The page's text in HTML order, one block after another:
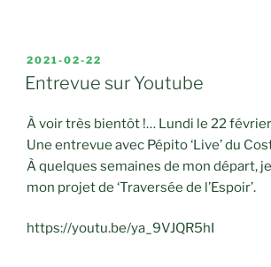
PUBLIÉ
LE
2021-02-22
Entrevue sur Youtube
À voir très bientôt !… Lundi le 22
Une entrevue avec Pépito ‘Live’ du
À quelques semaines de mon départ,
mon projet de ‘Traversée de l’Espoir’.
https://youtu.be/ya_9VJQR5hI